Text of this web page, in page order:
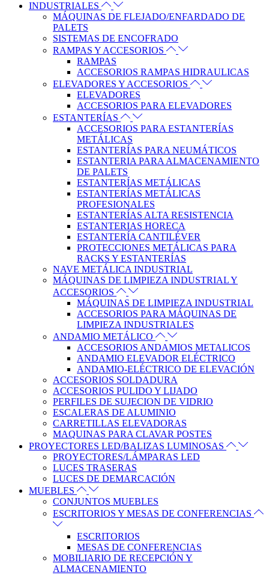
INDUSTRIALES
MÁQUINAS DE FLEJADO/ENFARDADO DE
PALETS
SISTEMAS DE ENCOFRADO
RAMPAS Y ACCESORIOS
RAMPAS
ACCESORIOS RAMPAS HIDRAULICAS
ELEVADORES Y ACCESORIOS
ELEVADORES
ACCESORIOS PARA ELEVADORES
ESTANTERÍAS
ACCESORIOS PARA ESTANTERÍAS
METÁLICAS
ESTANTERÍAS PARA NEUMÁTICOS
ESTANTERIA PARA ALMACENAMIENTO
DE PALETS
ESTANTERÍAS METÁLICAS
ESTANTERÍAS METÁLICAS
PROFESIONALES
ESTANTERÍAS ALTA RESISTENCIA
ESTANTERIAS HORECA
ESTANTERÍA CANTILÉVER
PROTECCIONES METÁLICAS PARA
RACKS Y ESTANTERÍAS
NAVE METÁLICA INDUSTRIAL
MÁQUINAS DE LIMPIEZA INDUSTRIAL Y
ACCESORIOS
MÁQUINAS DE LIMPIEZA INDUSTRIAL
ACCESORIOS PARA MÁQUINAS DE
LIMPIEZA INDUSTRIALES
ANDAMIO METÁLICO
ACCESORIOS ANDAMIOS METALICOS
ANDAMIO ELEVADOR ELÉCTRICO
ANDAMIO-ELÉCTRICO DE ELEVACIÓN
ACCESORIOS SOLDADURA
ACCESORIOS PULIDO Y LIJADO
PERFILES DE SUJECION DE VIDRIO
ESCALERAS DE ALUMINIO
CARRETILLAS ELEVADORAS
MAQUINAS PARA CLAVAR POSTES
PROYECTORES LED/BALIZAS LUMINOSAS
PROYECTORES/LÁMPARAS LED
LUCES TRASERAS
LUCES DE DEMARCACIÓN
MUEBLES
CONJUNTOS MUEBLES
ESCRITORIOS Y MESAS DE CONFERENCIAS
ESCRITORIOS
MESAS DE CONFERENCIAS
MOBILIARIO DE RECEPCIÓN Y
ALMACENAMIENTO